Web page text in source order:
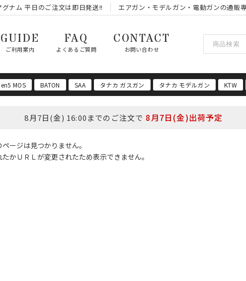
ナム 平日のご注文は即日発送!! エアガン・モデルガン・電動ガンの通販
GUIDE
ご利用案内
FAQ
よくあるご質問
CONTACT
お問い合わせ
MOS BATON SAA タナカ ガスガン タナカ モデルガン KTW
8月7日(金) 16:00までのご注文で 8月7日(金)出荷予定
ージは見つかりません。
かＵＲＬが変更されたため表示できません。